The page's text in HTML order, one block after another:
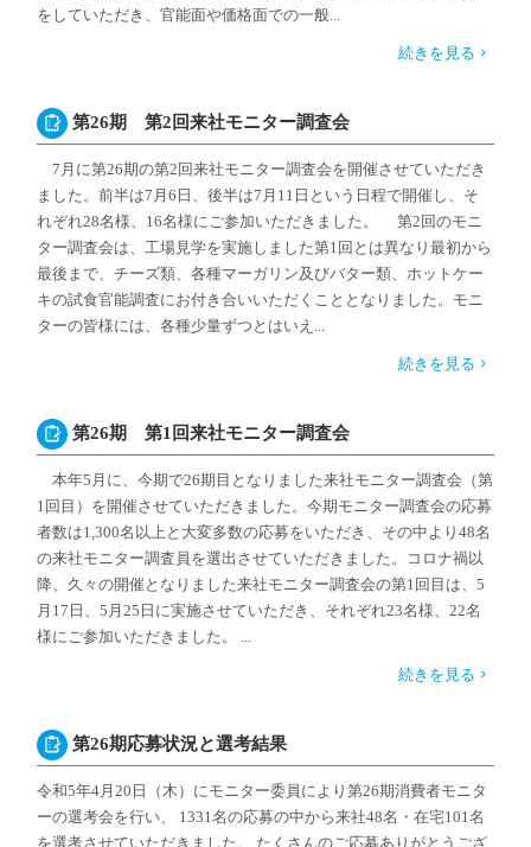
をしていただき、官能面や価格面での一般...
続きを見る
第26期 第2回来社モニター調査会
7月に第26期の第2回来社モニター調査会を開催させていただき
ました。前半は7月6日、後半は7月11日という日程で開催し、そ
れぞれ28名様、16名様にご参加いただきました。 第2回のモニ
ター調査会は、工場見学を実施しました第1回とは異なり最初から
最後まで、チーズ類、各種マーガリン及びバター類、ホットケー
キの試食官能調査にお付き合いいただくこととなりました。モニ
ターの皆様には、各種少量ずつとはいえ...
続きを見る
第26期 第1回来社モニター調査会
本年5月に、今期で26期目となりました来社モニター調査会（第
1回目）を開催させていただきました。今期モニター調査会の応募
者数は1,300名以上と大変多数の応募をいただき、その中より48名
の来社モニター調査員を選出させていただきました。コロナ禍以
降、久々の開催となりました来社モニター調査会の第1回目は、5
月17日、5月25日に実施させていただき、それぞれ23名様、22名
様にご参加いただきました。 ...
続きを見る
第26期応募状況と選考結果
令和5年4月20日（木）にモニター委員により第26期消費者モニタ
ーの選考会を行い、 1331名の応募の中から来社48名・在宅101名
を選考させていただきました。 たくさんのご応募ありがとうござ